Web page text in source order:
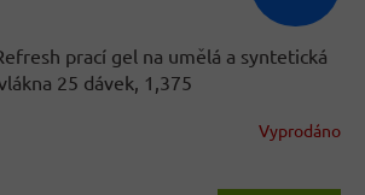
prací gel na umělá a syntetická
25 dávek, 1,375
Vyprodáno